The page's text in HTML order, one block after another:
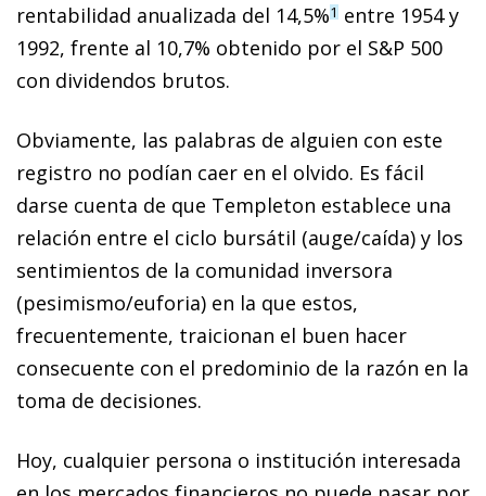
rentabilidad anualizada del 14,5%1 entre 1954 y
1992, frente al 10,7% obtenido por el S&P 500
con dividendos brutos.
Obviamente, las palabras de alguien con este
registro no podían caer en el olvido. Es fácil
darse cuenta de que Templeton establece una
relación entre el ciclo bursátil (auge/caída) y los
sentimientos de la comunidad inversora
(pesimismo/euforia) en la que estos,
frecuentemente, traicionan el buen hacer
consecuente con el predominio de la razón en la
toma de decisiones.
Hoy, cualquier persona o institución interesada